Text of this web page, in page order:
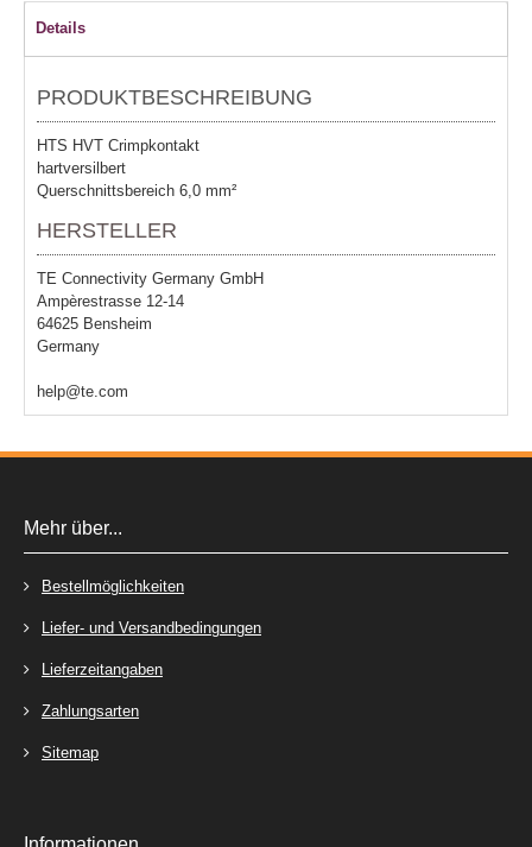
Details
PRODUKTBESCHREIBUNG
HTS HVT Crimpkontakt
hartversilbert
Querschnittsbereich 6,0 mm²
HERSTELLER
TE Connectivity Germany GmbH
Ampèrestrasse 12-14
64625 Bensheim
Germany
help@te.com
Mehr über...
Bestellmöglichkeiten
Liefer- und Versandbedingungen
Lieferzeitangaben
Zahlungsarten
Sitemap